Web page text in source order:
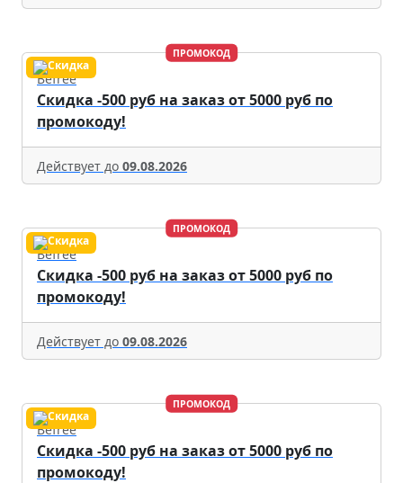
ПРОМОКОД
Befree
Скидка -500 руб на заказ от 5000 руб по
промокоду!
Действует до 09.08.2026
ПРОМОКОД
Befree
Скидка -500 руб на заказ от 5000 руб по
промокоду!
Действует до 09.08.2026
ПРОМОКОД
Befree
Скидка -500 руб на заказ от 5000 руб по
промокоду!